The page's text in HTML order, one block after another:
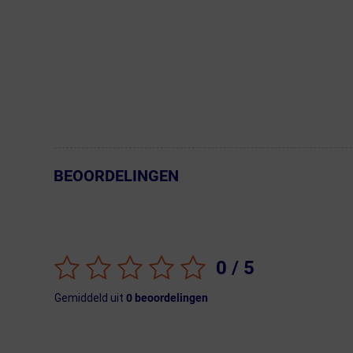
← Terug naar productnavigatie
BEOORDELINGEN
0 / 5
Gemiddeld uit 0beoordelingen